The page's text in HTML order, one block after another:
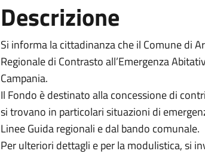
Descrizione
Si informa la cittadinanza che il Comune di
Regionale di Contrasto all’Emergenza
Campania.
Il Fondo è destinato alla concessione di
si trovano in particolari situazioni di
Linee Guida regionali e dal bando comunale.
Per ulteriori dettagli e per la modulistica, si